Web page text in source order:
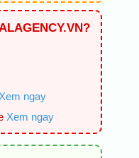
Xem ngay
Xem ngay